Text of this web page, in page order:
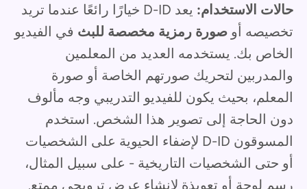
حالات الاستخدام:
يعد D-ID خيارًا رائعًا عندما تريد
تخصيصه أو صورة رمزية مخصصة للبث في الفيديو
الخاص بك. يستخدمه العديد من المعلمين
والمدربين لتحريك صورتهم الخاصة أو صورة
المعلم، بحيث يكون للفيديو التدريبي وجه مألوف
دون الحاجة إلى تصوير هذا الشخص. استخدم
المسوقون D-ID لإضفاء الحيوية على الشخصيات
أو حتى الشخصيات التاريخية - على سبيل المثال،
رسم لوحة أو تعويذة لإنشاء عرض ترويجي ممتع.